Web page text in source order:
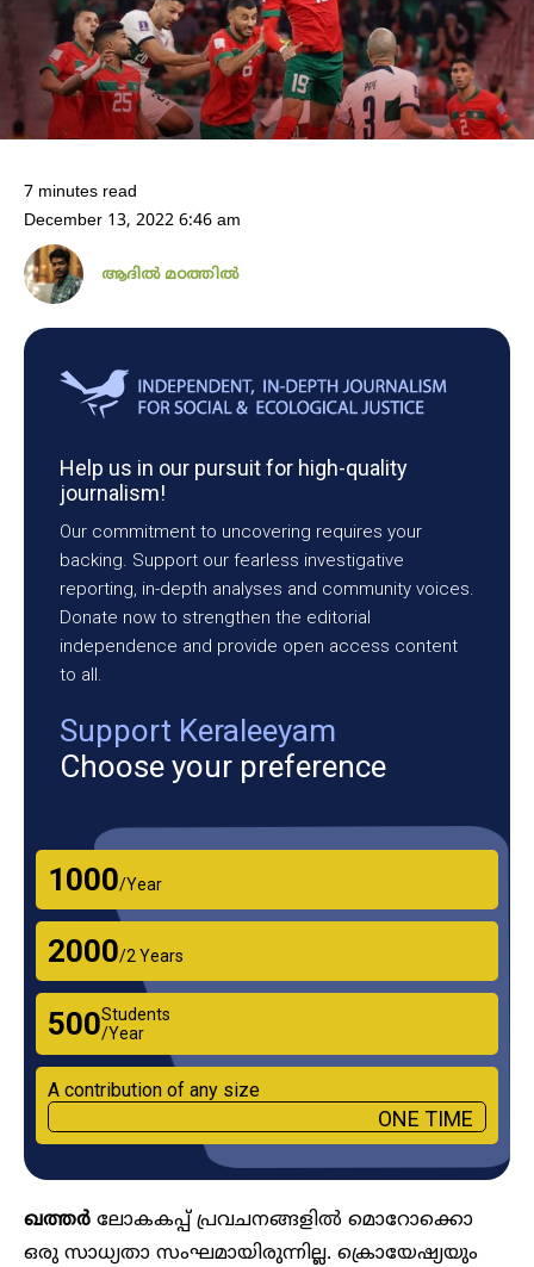
7 minutes read
December 13, 2022 6:46 am
ആദിൽ മഠത്തിൽ
Help us in our pursuit for high-quality
journalism!
Our commitment to uncovering requires your
backing. Support our fearless investigative
reporting, in-depth analyses and community voices.
Donate now to strengthen the editorial
independence and provide open access content
to all.
Support Keraleeyam
Choose your preference
₹1000/Year
₹2000/2 Years
₹500Students
/Year
A contribution of any size
ONE TIME
ഖത്തർ ലോകകപ്പ് പ്രവചനങ്ങളിൽ മൊറോക്കൊ
ഒരു സാധ്യതാ സംഘമായിരുന്നില്ല. ക്രൊയേഷ്യയും